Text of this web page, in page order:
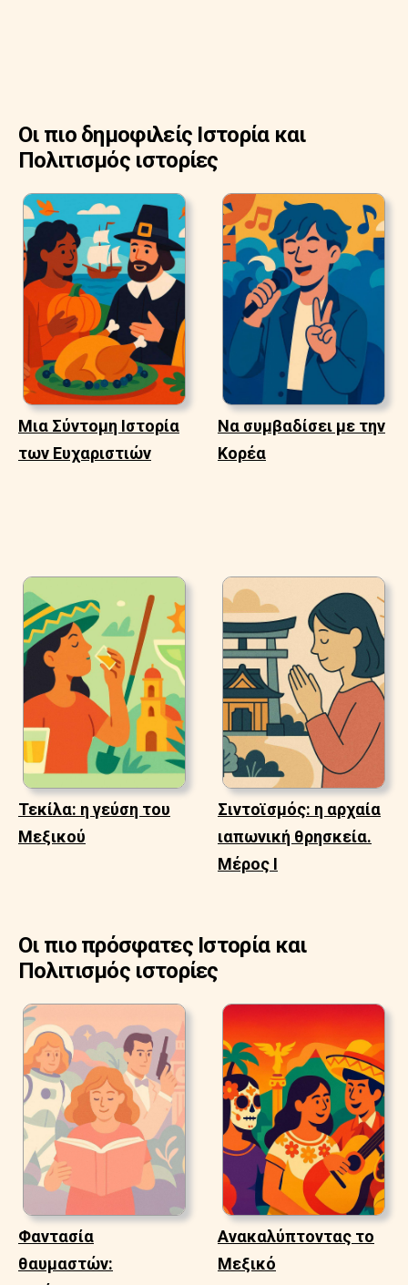
Οι πιο δημοφιλείς Ιστορία και
Πολιτισμός ιστορίες
Μια Σύντομη Ιστορία
των Ευχαριστιών
Να συμβαδίσει με την
Κορέα
Τεκίλα: η γεύση του
Μεξικού
Σιντοϊσμός: η αρχαία
ιαπωνική θρησκεία.
Μέρος Ι
Οι πιο πρόσφατες Ιστορία και
Πολιτισμός ιστορίες
Φαντασία
θαυμαστών:
Ανακαλύπτοντας το
Μεξικό